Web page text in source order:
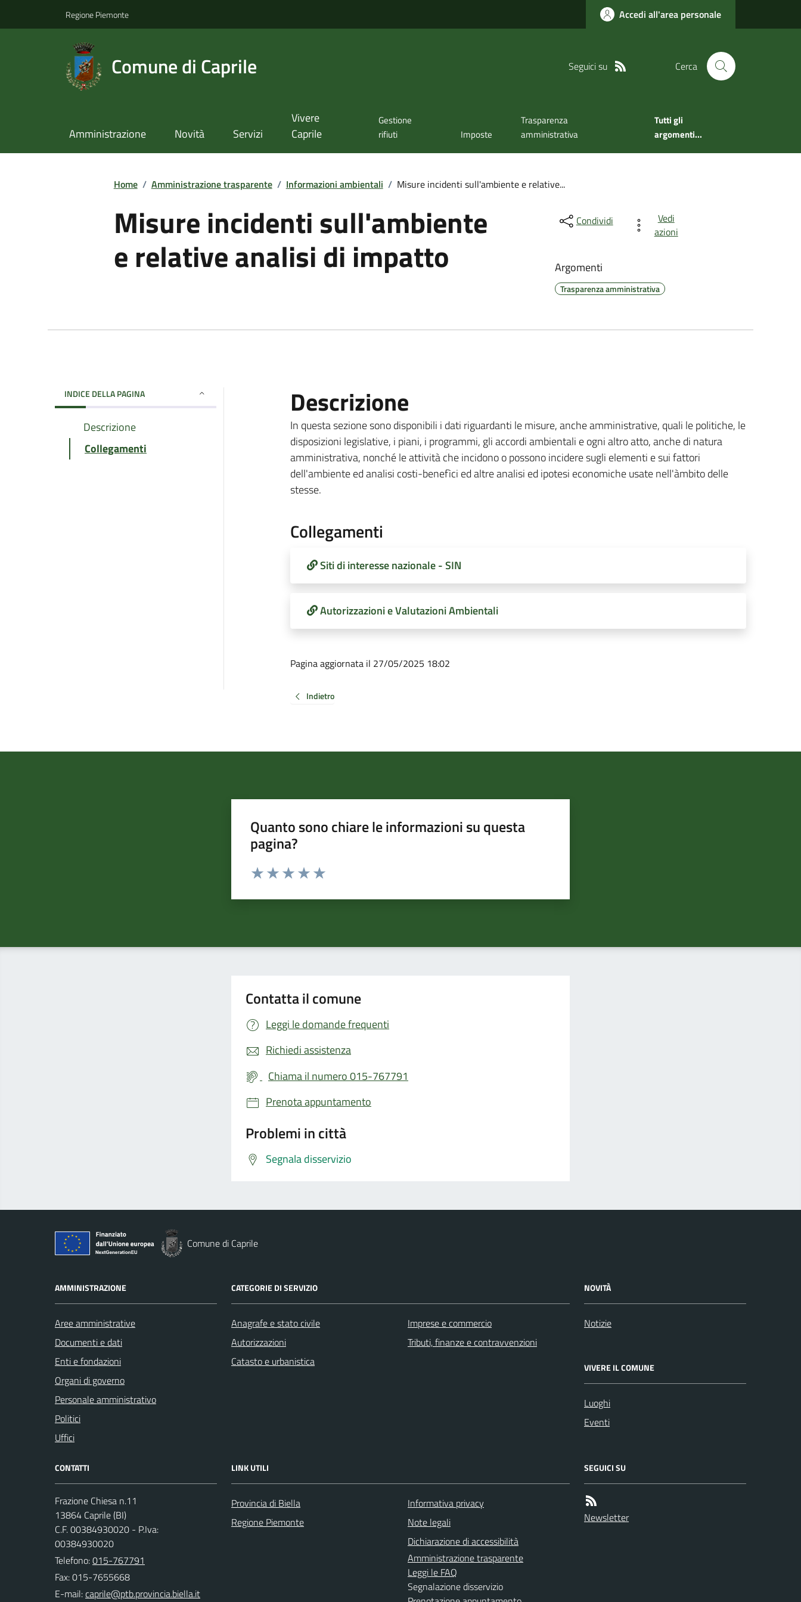
Regione Piemonte Accedi all'area personale
Comune di Caprile Seguici su Cerca
Amministrazione Novità Servizi
Vivere
Caprile
Gestione
rifiuti
Imposte
Trasparenza
amministrativa
Tutti gli
argomenti...
Home / Amministrazione trasparente / Informazioni ambientali / Misure incidenti sull'ambiente e relative...
Misure incidenti sull'ambiente
e relative analisi di impatto
Condividi
Vedi
azioni
Argomenti
Trasparenza amministrativa
INDICE DELLA PAGINA
Descrizione
Collegamenti
Descrizione
In questa sezione sono disponibili i dati riguardanti le misure, anche amministrative, quali le politiche, le
disposizioni legislative, i piani, i programmi, gli accordi ambientali e ogni altro atto, anche di natura
amministrativa, nonché le attività che incidono o possono incidere sugli elementi e sui fattori
dell'ambiente ed analisi costi-benefìci ed altre analisi ed ipotesi economiche usate nell'àmbito delle
stesse.
Collegamenti
Siti di interesse nazionale - SIN
Autorizzazioni e Valutazioni Ambientali
Pagina aggiornata il 27/05/2025 18:02
Indietro
Quanto sono chiare le informazioni su questa
pagina?
Valuta da 1 a 5 stelle la pagina
Contatta il comune
Leggi le domande frequenti
Richiedi assistenza
Chiama il numero 015-767791
Prenota appuntamento
Problemi in città
Segnala disservizio
Comune di Caprile
AMMINISTRAZIONE
Aree amministrative
Documenti e dati
Enti e fondazioni
Organi di governo
Personale amministrativo
Politici
Uffici
CATEGORIE DI SERVIZIO
Anagrafe e stato civile
Autorizzazioni
Catasto e urbanistica
Imprese e commercio
Tributi, finanze e contravvenzioni
NOVITÀ
Notizie
VIVERE IL COMUNE
Luoghi
Eventi
CONTATTI
Frazione Chiesa n.11
13864 Caprile (BI)
C.F. 00384930020 - P.Iva:
00384930020
Telefono:015-767791
Fax: 015-7655668
E-mail:
LINK UTILI
Provincia di Biella
Regione Piemonte
Informativa privacy
Note legali
Dichiarazione di accessibilità
Amministrazione trasparente
Leggi le FAQ
Segnalazione disservizio
SEGUICI SU
Newsletter